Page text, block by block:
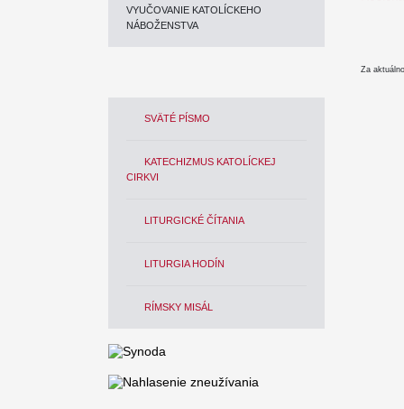
VYUČOVANIE KATOLÍCKEHO
NÁBOŽENSTVA
SVÄTÉ PÍSMO
KATECHIZMUS KATOLÍCKEJ
CIRKVI
LITURGICKÉ ČÍTANIA
LITURGIA HODÍN
RÍMSKY MISÁL
Za